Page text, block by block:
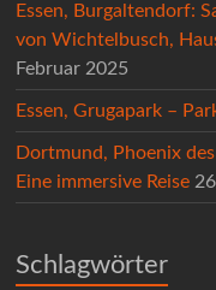
Essen, Burgaltendorf:
von Wichtelbusch,
Februar 2025
Essen, Grugapark –
Dortmund, Phoenix
Eine immersive Reise
Schlagwörter